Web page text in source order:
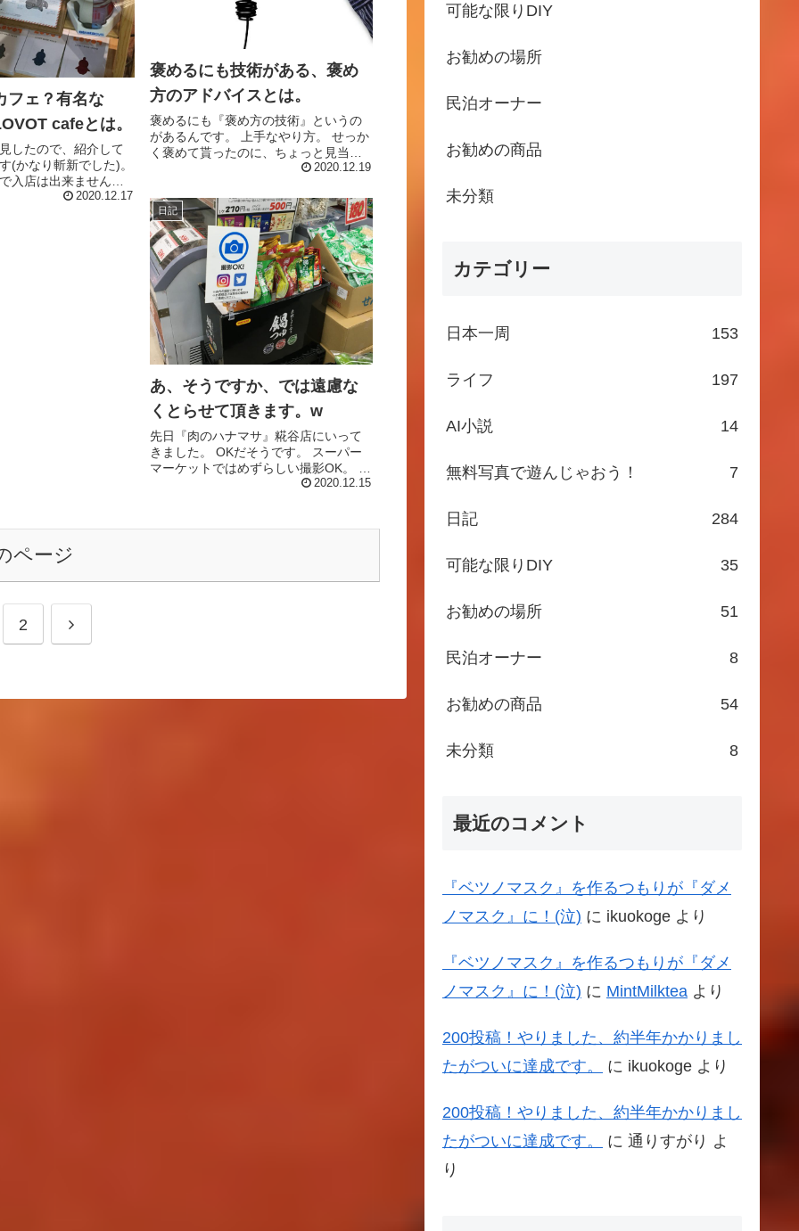
褒めるにも技術がある、褒め
方のアドバイスとは。
褒めるにも『褒め方の技術』というの
があるんです。 上手なやり方。 せっか
く褒めて貰ったのに、ちょっと見当違
いだったり、大袈裟に褒められて、な
りませんか？ 実は褒めるって、結構難
しいんです。 そこで、今回は、...
2020.12.19
フェ？有名な
cafeとは。
したので、紹介して
(かなり斬新でした)。
入店は出来ませんで
めるだけでも『お？
2020.12.17
日記
あ、そうですか、では遠慮な
くとらせて頂きます。w
先日『肉のハナマサ』糀谷店にいって
きました。 OKだそうです。 スーパー
マーケットではめずらしい撮影OK。 今
どきは珍しくないのかな？ 飲食店と違
自信があるのか、、、 、...
2020.12.15
ページ
2 次
可能な限りDIY
お勧めの場所
民泊オーナー
お勧めの商品
未分類
カテゴリー
日本一周 153
ライフ 197
AI小説 14
無料写真で遊んじゃおう！ 7
日記 284
可能な限りDIY 35
お勧めの場所 51
民泊オーナー 8
お勧めの商品 54
未分類 8
最近のコメント
『ベツノマスク』を作るつもりが『ダメ
ノマスク』に！(泣) に ikuokoge より
『ベツノマスク』を作るつもりが『ダメ
ノマスク』に！(泣) に MintMilktea より
200投稿！やりました、約半年かかりまし
たがついに達成です。
に ikuokoge より
200投稿！やりました、約半年かかりまし
たがついに達成です。
に 通りすがり よ
り